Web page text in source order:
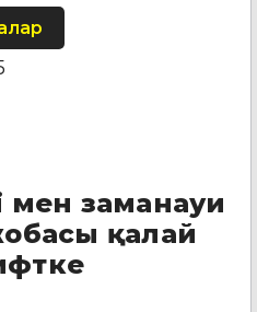
мен заманауи
қалай